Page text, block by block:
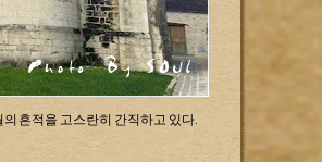
흔적을 고스란히 간직하고 있다.